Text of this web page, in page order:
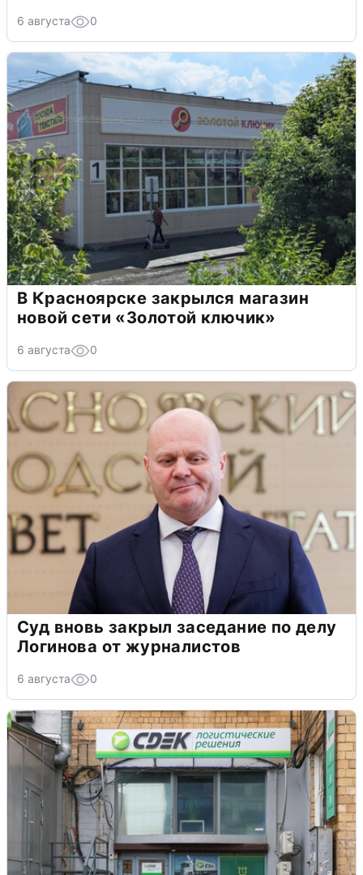
6 августа 0
В Красноярске закрылся магазин
новой сети «Золотой ключик»
6 августа 0
Суд вновь закрыл заседание по делу
Логинова от журналистов
6 августа 0